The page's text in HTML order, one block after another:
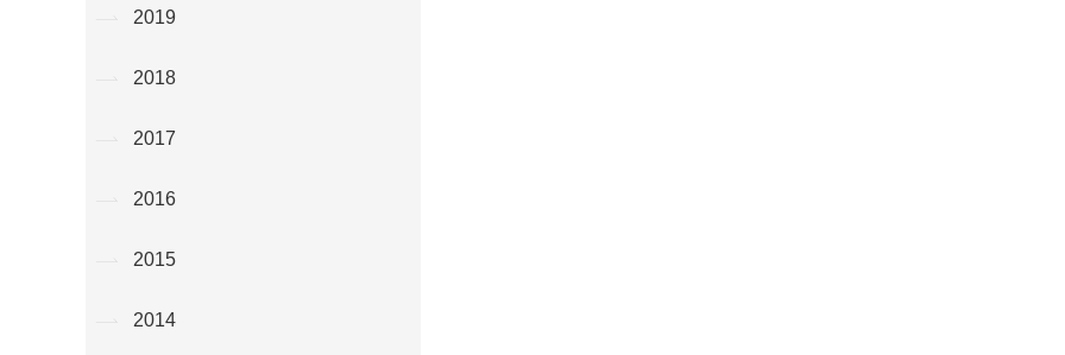
2019
2018
2017
2016
2015
2014